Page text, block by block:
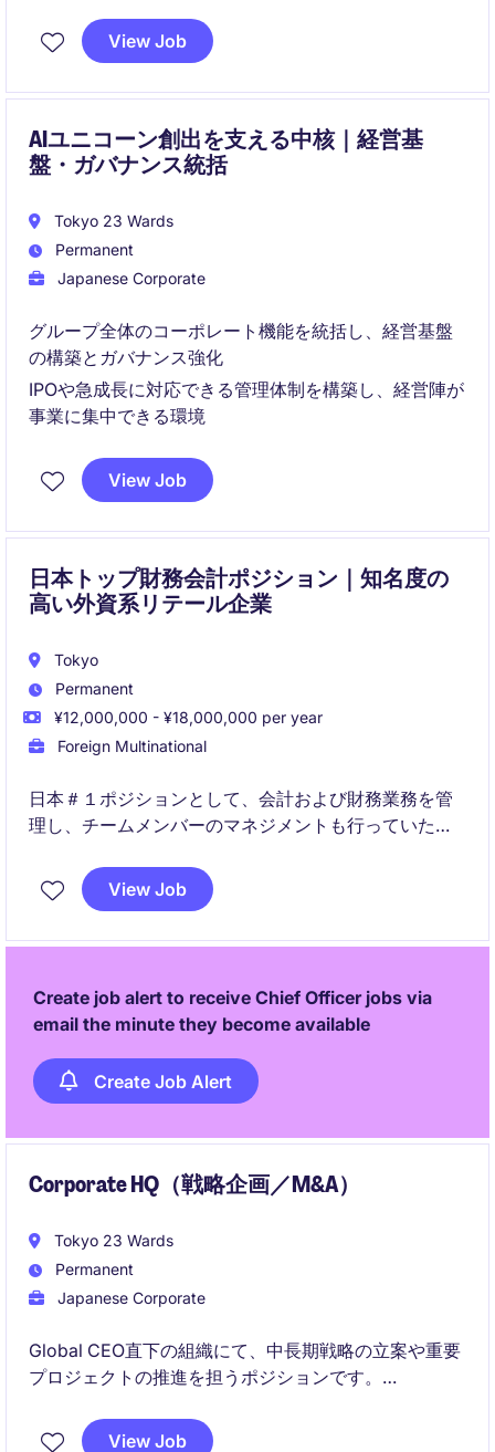
業務最適化を推進します。
View Job
AIユニコーン創出を支える中核｜経営基
盤・ガバナンス統括
Tokyo 23 Wards
Permanent
Japanese Corporate
グループ全体のコーポレート機能を統括し、経営基盤
の構築とガバナンス強化
IPOや急成長に対応できる管理体制を構築し、経営陣が
事業に集中できる環境
View Job
日本トップ財務会計ポジション｜知名度の
高い外資系リテール企業
Tokyo
Permanent
¥12,000,000 - ¥18,000,000 per year
Foreign Multinational
日本＃１ポジションとして、会計および財務業務を管
理し、チームメンバーのマネジメントも行っていただ
財務会計のご経験を活かしながら、高水準な給与形態
View Job
Create job alert to receive Chief Officer jobs via
email the minute they become available
Create Job Alert
Corporate HQ（戦略企画／M&A）
Tokyo 23 Wards
Permanent
Japanese Corporate
Global CEO直下の組織にて、中長期戦略の立案や重要
プロジェクトの推進を担うポジションです。
M&Aや海外拠点との連携を含め、グループ全体の経営
View Job